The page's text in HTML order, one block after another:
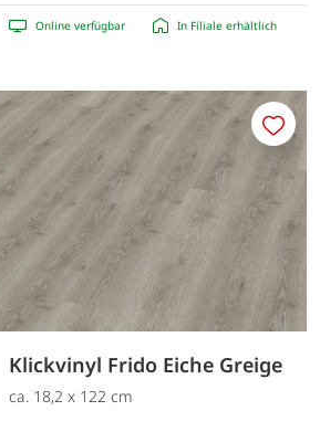
Online verfügbar In Filiale erhältlich
Klickvinyl Frido Eiche Greige
ca. 18,2 x 122 cm
Merken